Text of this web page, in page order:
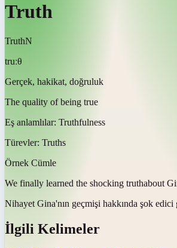
Truth
TruthN
truːθ
Gerçek, hakikat, doğruluk
The quality of being true
Eş anlamlılar: Truthfulness
Türevler: Truths
Örnek Cümle
We finally learned the shocking truthabout
Nihayet Gina'nın geçmişi hakkında şok edici
İlgili Kelimeler